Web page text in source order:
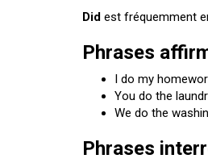
Did est fréquemment
Phrases
I do my
You do the
We do the
Phrases